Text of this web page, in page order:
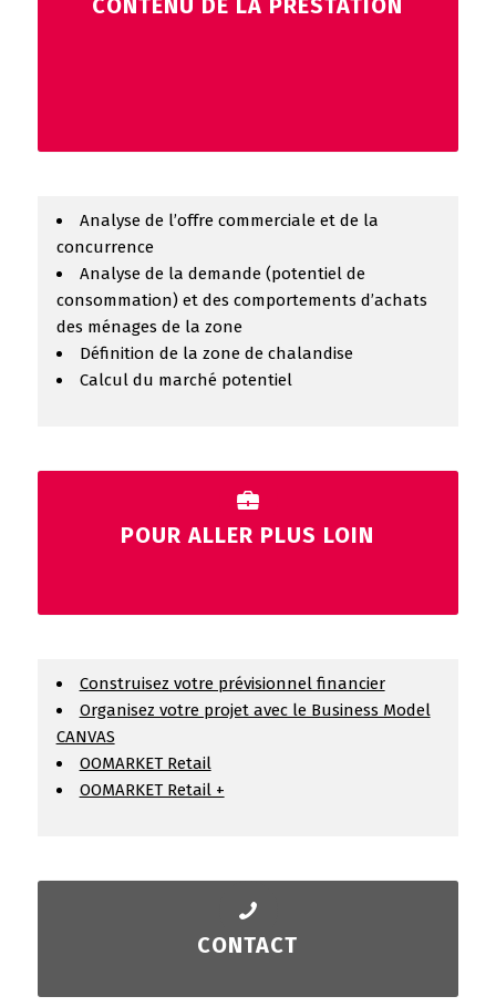
Analyse de l’offre commerciale et de la
concurrence
Analyse de la demande (potentiel de
consommation) et des comportements d’achats
des ménages de la zone
Définition de la zone de chalandise
Calcul du marché potentiel
POUR ALLER PLUS LOIN
Construisez votre prévisionnel financier
Organisez votre projet avec le Business Model
CANVAS
OOMARKET Retail
OOMARKET Retail +
CONTACT